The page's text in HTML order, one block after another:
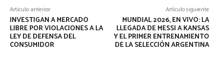
Artículo anterior
INVESTIGAN A MERCADO
LIBRE POR VIOLACIONES A LA
LEY DE DEFENSA DEL
CONSUMIDOR
Artículo siguiente
MUNDIAL 2026, EN VIVO: LA
LLEGADA DE MESSI A KANSAS
Y EL PRIMER ENTRENAMIENTO
DE LA SELECCIÓN ARGENTINA